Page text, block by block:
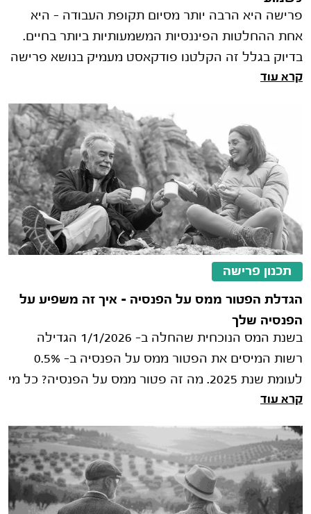
פרישה היא הרבה יותר מסיום תקופת העבודה – היא
אחת ההחלטות הפיננסיות המשמעותיות ביותר בחיים.
בדיוק בגלל זה הקלטנו פודקאסט מעמיק בנושא פרישה
שבו נעשה סדר בכל מה שחשוב לדעת.
קרא עוד
תכנון פרישה
הגדלת הפטור ממס על הפנסיה – איך זה משפיע על
הפנסיה שלך
בשנת המס הנוכחית שהחלה ב- 1/1/2026 הגדילה
רשות המיסים את הפטור ממס על הפנסיה ב- 0.5%
לעומת שנת 2025. מה זה פטור ממס על הפנסיה? כל מי
שמקבל פנסיה והגיע לגיל פרישה ע"פ חוק זכאי לפ
קרא עוד